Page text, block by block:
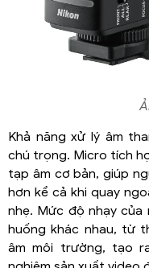
Khả năng xử lý âm
chú trọng. Micro tích
tạp âm cơ bản, giúp
hơn kể cả khi quay
nhẹ. Mức độ nhạy của
huống khác nhau, từ
âm môi trường, tạo